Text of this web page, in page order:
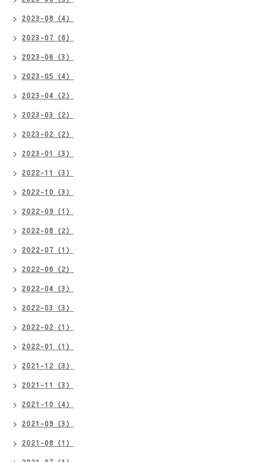
2023-08（4）
2023-07（6）
2023-06（3）
2023-05（4）
2023-04（2）
2023-03（2）
2023-02（2）
2023-01（3）
2022-11（3）
2022-10（3）
2022-09（1）
2022-08（2）
2022-07（1）
2022-06（2）
2022-04（3）
2022-03（3）
2022-02（1）
2022-01（1）
2021-12（3）
2021-11（3）
2021-10（4）
2021-09（3）
2021-08（1）